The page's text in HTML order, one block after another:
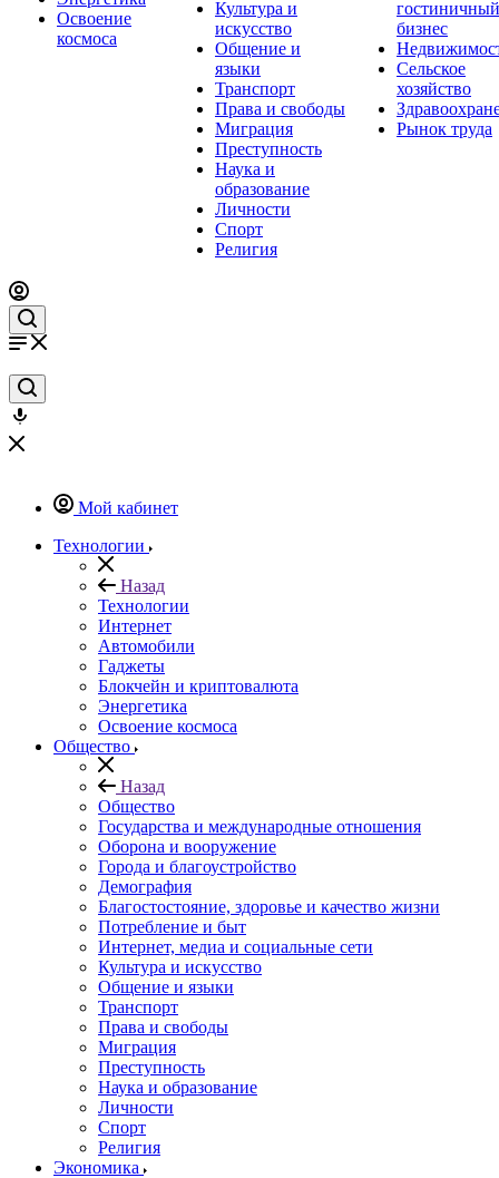
Освоение
космоса
Культура и
искусство
Общение и
языки
Транспорт
Права и свободы
Миграция
Преступность
Наука и
образование
Личности
Спорт
Религия
гостиничный
бизнес
Сельское
хозяйство
Рынок труда
Мой кабинет
Технологии
Назад
Технологии
Интернет
Автомобили
Гаджеты
Блокчейн и криптовалюта
Энергетика
Освоение космоса
Общество
Назад
Общество
Государства и международные отношения
Оборона и вооружение
Города и благоустройство
Демография
Благостостояние, здоровье и качество жизни
Потребление и быт
Интернет, медиа и социальные сети
Культура и искусство
Общение и языки
Транспорт
Права и свободы
Миграция
Преступность
Наука и образование
Личности
Спорт
Религия
Экономика